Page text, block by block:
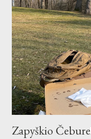
bulvytėm. Vaikas
gurkšnojo limonadą,
toks susižaidybino į
kitas spėlioja, ką
buvo labai įvairūs:
kapibaras, voras,
Zapyškio